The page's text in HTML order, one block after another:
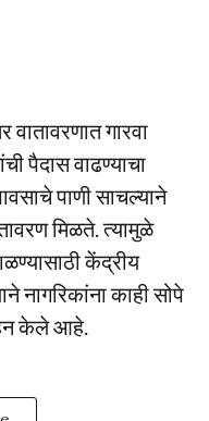
वातावरणात गारवा
पैदास वाढण्याचा
पाणी साचल्याने
मिळते. त्यामुळे
केंद्रीय
काही सोपे
केले आहे.